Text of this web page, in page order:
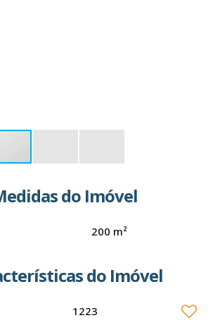
do Imóvel
200 m²
do Imóvel
1223